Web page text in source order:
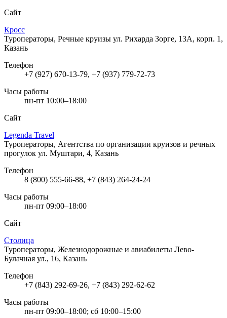
Сайт
Кросс
Туроператоры, Речные круизы ул. Рихарда Зорге, 13А, корп. 1,
Казань
Телефон
+7 (927) 670-13-79, +7 (937) 779-72-73
Часы работы
пн-пт 10:00–18:00
Сайт
Legenda Travel
Туроператоры, Агентства по организации круизов и речных
прогулок ул. Муштари, 4, Казань
Телефон
8 (800) 555-66-88, +7 (843) 264-24-24
Часы работы
пн-пт 09:00–18:00
Сайт
Столица
Туроператоры, Железнодорожные и авиабилеты Лево-
Булачная ул., 16, Казань
Телефон
+7 (843) 292-69-26, +7 (843) 292-62-62
Часы работы
пн-пт 09:00–18:00; сб 10:00–15:00